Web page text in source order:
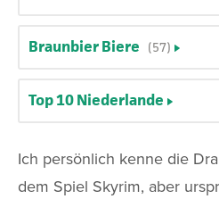
Ich persönlich kenne die
dem Spiel Skyrim, aber
Braunbier Biere (57)
Top 10 Niederlande